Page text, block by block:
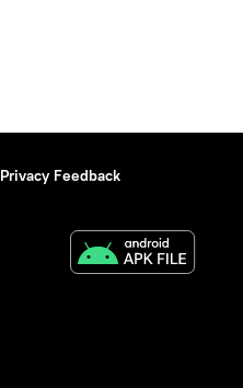
Privacy Feedback